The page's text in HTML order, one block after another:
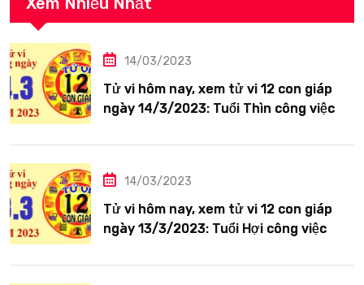
14/03/2023
Tử vi hôm nay, xem tử vi 12 con giáp
ngày 14/3/2023: Tuổi Thìn công việc
14/03/2023
Tử vi hôm nay, xem tử vi 12 con giáp
ngày 13/3/2023: Tuổi Hợi công việc